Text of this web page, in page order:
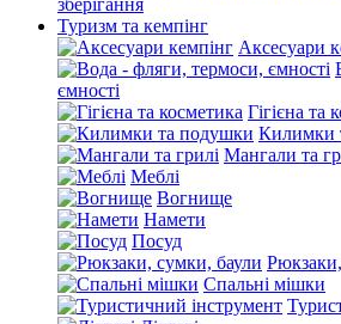
зберігання
Туризм та кемпінг
Аксесуари
ємності
Гігієна та
Килимки
Мангали та
Меблі
Вогнище
Намети
Посуд
Спальні мішки